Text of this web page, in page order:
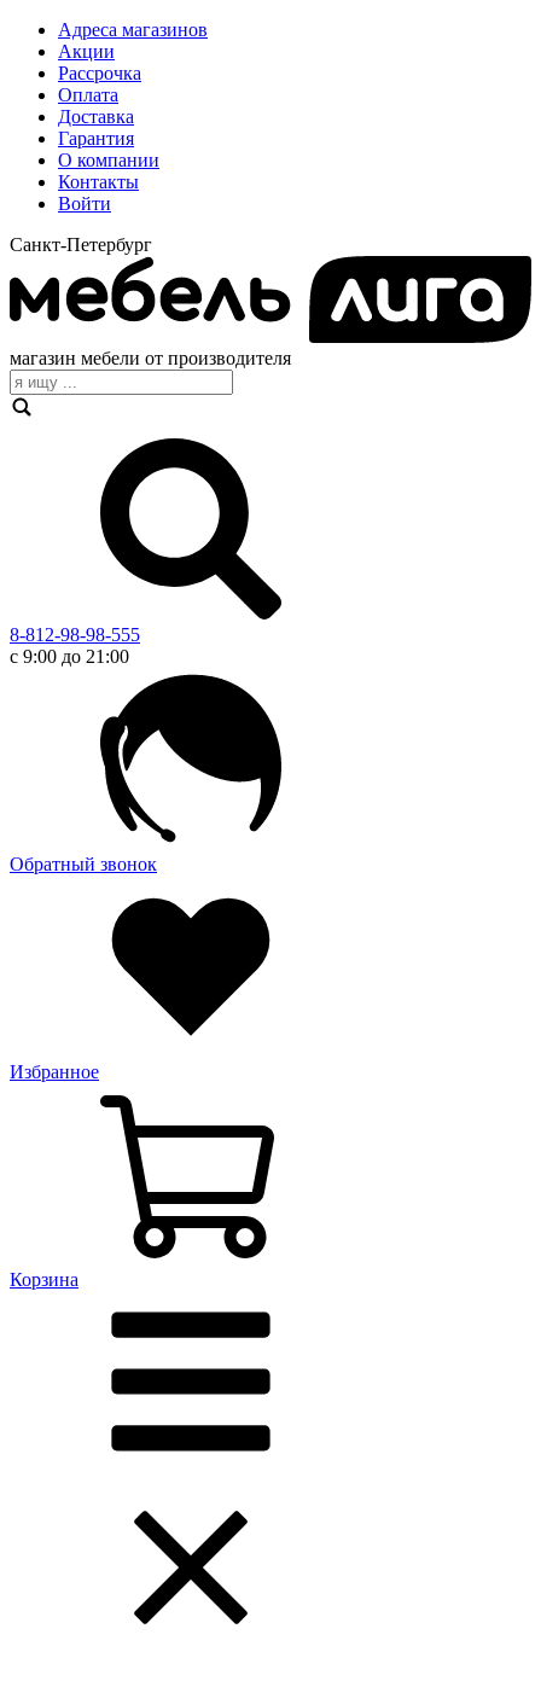
Адреса магазинов
Акции
Рассрочка
Оплата
Доставка
Гарантия
О компании
Контакты
Войти
Санкт-Петербург
магазин мебели от производителя
8-812-98-98-555
с 9:00 до 21:00
Обратный звонок
Избранное
Корзина